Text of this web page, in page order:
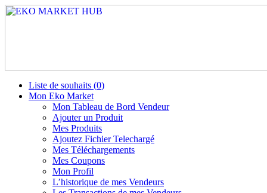
Liste de souhaits (0)
Mon Eko Market
Mon Tableau de Bord Vendeur
Ajouter un Produit
Mes Produits
Ajoutez Fichier Telechargé
Mes Téléchargements
Mes Coupons
Mon Profil
L’historique de mes Vendeurs